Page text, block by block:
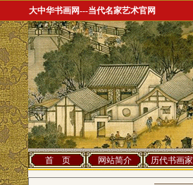
大中华书画网---当代名家艺术官网
首 页 网站简介 历代书画家